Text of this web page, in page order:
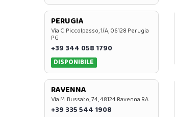
PERUGIA
Via C. Piccolpasso, 1/A, 06128 Perugia
PG
+39 344 058 1790
DISPONIBILE
RAVENNA
Via M. Bussato, 74, 48124 Ravenna RA
+39 335 544 1908